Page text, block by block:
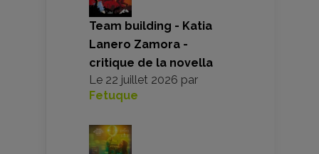
Team building - Katia
Lanero Zamora -
critique de la novella
Le 22 juillet 2026 par
Fetuque